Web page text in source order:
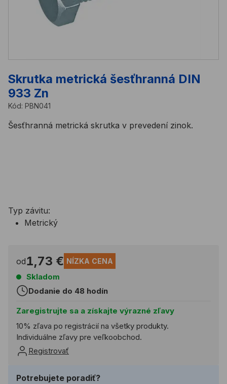
Skrutka metrická šesťhranná DIN
933 Zn
Kód: PBN041
Šesťhranná metrická skrutka v prevedení zinok.
Typ závitu:
Metrický
od1,73 € NÍZKA CENA
Skladom
Dodanie do 48 hodín
Zaregistrujte sa a získajte výrazné zľavy
10% zľava po registrácií na všetky produkty.
Individuálne zľavy pre veľkoobchod.
Registrovať
Potrebujete poradiť?